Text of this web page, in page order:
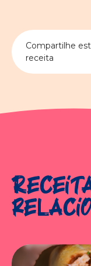
Compartilhe
receita